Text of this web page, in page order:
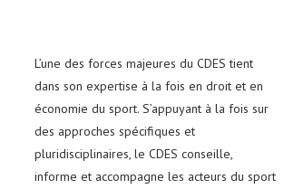
L’une des forces majeures du CDES tient
dans son expertise à la fois en droit et en
économie du sport. S’appuyant à la fois sur
des approches spécifiques et
pluridisciplinaires, le CDES conseille,
informe et accompagne les acteurs du sport